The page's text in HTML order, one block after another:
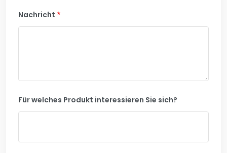
Nachricht
Für welches Produkt interessieren Sie sich?